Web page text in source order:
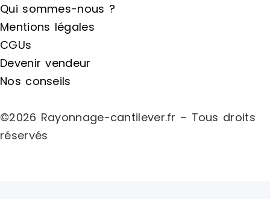
Qui sommes-nous ?
Mentions légales
CGUs
Devenir vendeur
Nos conseils
©2026 Rayonnage-cantilever.fr – Tous droits
réservés